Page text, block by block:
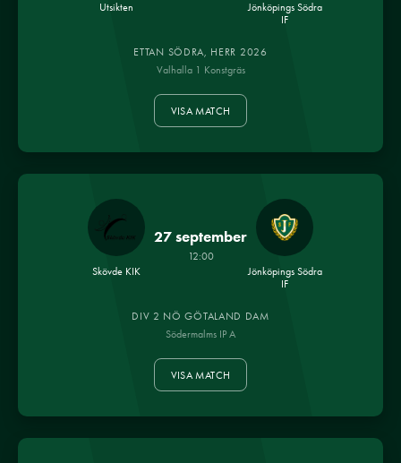
Utsikten
Jönköpings Södra
IF
ETTAN SÖDRA, HERR 2026
Valhalla 1 Konstgräs
VISA MATCH
Skövde KIK
27 september
12:00
Jönköpings Södra
IF
DIV 2 NÖ GÖTALAND DAM
Södermalms IP A
VISA MATCH